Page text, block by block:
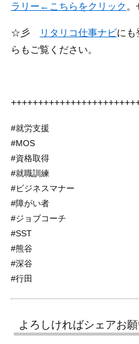
ラリー←こちらをクリック 。
☆彡 リタリコ仕事ナビにも
らもご覧ください。
#就労支援
#MOS
#資格取得
#就職訓練
#ビジネスマナー
#障がい者
#ジョブコーチ
#SST
#熊谷
#深谷
#行田
よろしければシェアお